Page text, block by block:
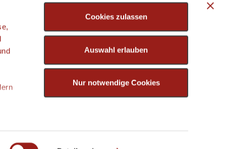
Cookies zulassen
Auswahl erlauben
Nur notwendige Cookies